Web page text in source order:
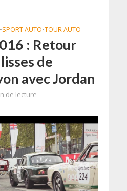
•SPORT AUTO•TOUR AUTO
: Retour
de
avec Jordan
de lecture